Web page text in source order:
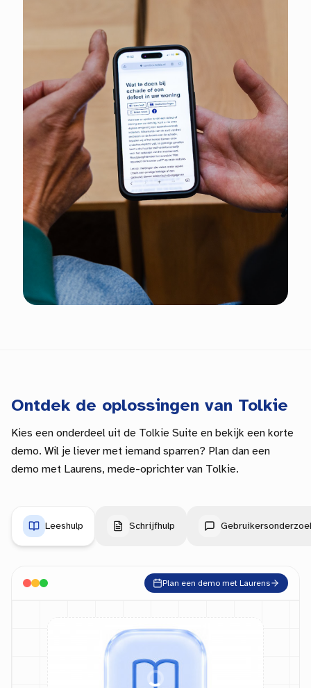
Ontdek de oplossingen van Tolkie
Kies een onderdeel uit de Tolkie Suite en bekijk een korte
demo. Wil je liever met iemand sparren? Plan dan een
demo met Laurens, mede-oprichter van Tolkie.
Leeshulp Schrijfhulp
Plan een demo met Laurens